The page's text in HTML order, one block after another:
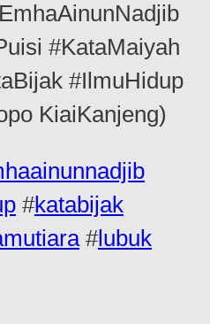
#KataMaiyah
#IlmuHidup
KiaiKanjeng)
#katabijak
#lubuk